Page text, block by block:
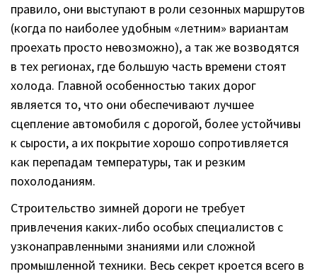
правило, они выступают в роли сезонных маршрутов
(когда по наиболее удобным «летним» вариантам
проехать просто невозможно), а так же возводятся
в тех регионах, где большую часть времени стоят
холода. Главной особенностью таких дорог
является то, что они обеспечивают лучшее
сцепление автомобиля с дорогой, более устойчивы
к сырости, а их покрытие хорошо сопротивляется
как перепадам температуры, так и резким
похолоданиям.
Строительство зимней дороги не требует
привлечения каких-либо особых специалистов с
узконаправленными знаниями или сложной
промышленной техники. Весь секрет кроется всего в